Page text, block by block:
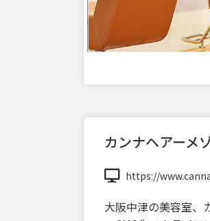
カンナヘアーメ
https://
大阪中津の美容室、